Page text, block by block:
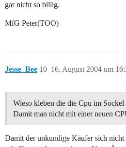
gar nicht so billig.
MfG Peter(TOO)
Jesse_Bee 16. August 2004 um
10
Wieso kleben die die Cpu im Sockel
Damit man nicht mit einer neuen
Damit der unkundige Käufer sich nicht